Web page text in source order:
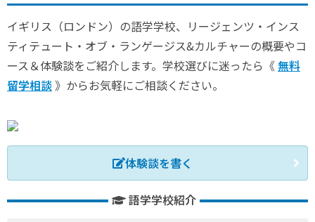
イギリス（ロンドン）の語学学校、リージェンツ・インス
ティテュート・オブ・ランゲージス&カルチャーの概要やコ
ース＆体験談をご紹介します。学校選びに迷ったら《 無料
留学相談 》からお気軽にご相談ください。
体験談を書く
語学学校紹介